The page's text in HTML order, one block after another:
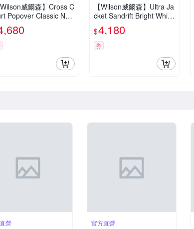
Wilson威爾森】Cross C
Popover Classic Nav
/ Sandrift 女款 服飾 外套
藍 WE00244U00100
【Wilson威爾森】Ultra Ja
cket Sandrift Bright White
女款 服飾 外套 白色 WE0
0061W002001
$4,180
券
營 官方直營